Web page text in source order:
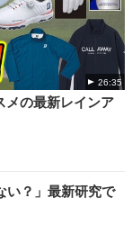
26:35
メの最新レインア
い？」最新研究で